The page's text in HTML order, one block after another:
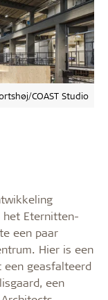
COAST Studio
Eternitten-
een paar
Hier is een
geasfalteerd
een